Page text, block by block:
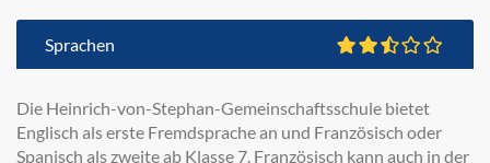
Sprachen
Die Heinrich-von-Stephan-Gemeinschaftsschule bietet
Englisch als erste Fremdsprache an und Französisch oder
Spanisch als zweite ab Klasse 7. Französisch kann auch in der